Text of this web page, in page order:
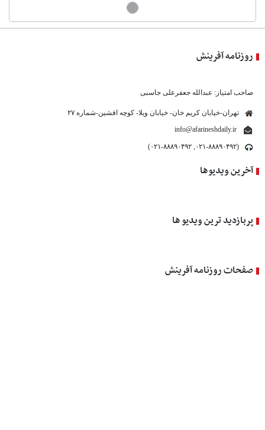
روزنامه آفرینش
صاحب امتیاز: عبدالله جعفرعلی جاسبی
تهران-خیابان کریم خان- خیابان ویلا- کوچه افشین-شماره ۲۷
info@afarineshdaily.ir
(۰۲۱-۸۸۸۹۰۴۹۲, ۰۲۱-۸۸۸۹۰۴۹۲)
آخرین ویدیوها
پربازدید ترین ویدیو ها
صفحات روزنامه آفرینش